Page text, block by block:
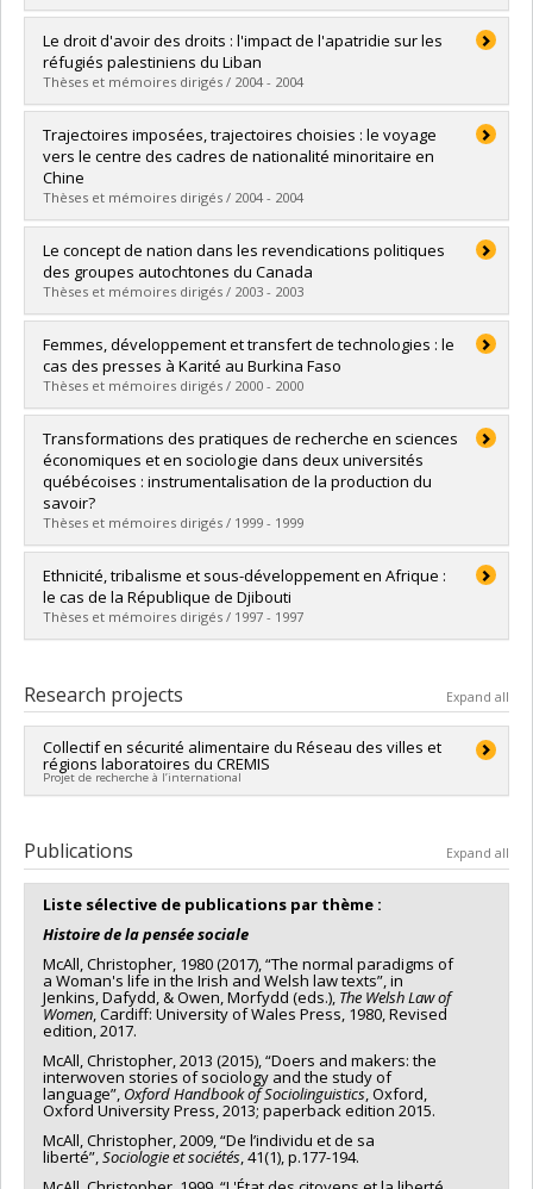
Graduate :Régimbal, François
Cycle :Master's
Grade :M. Sc.
Lien vers le document dans Papyrus
Le droit d'avoir des droits : l'impact de l'apatridie sur les
réfugiés palestiniens du Liban
Thèses et mémoires dirigés / 2004 - 2004
Graduate : Lapalme, Julie
Cycle : Master's
Grade :
Lien vers le document dans Papyrus
Trajectoires imposées, trajectoires choisies : le voyage
vers le centre des cadres de nationalité minoritaire en
Chine
Thèses et mémoires dirigés / 2004 - 2004
Graduate :Seminaro, Andrea
Cycle :Master's
Grade :M. Sc.
Lien vers le document dans Papyrus
Le concept de nation dans les revendications politiques
des groupes autochtones du Canada
Thèses et mémoires dirigés / 2003 - 2003
Graduate :Gentelet, Karine
Cycle :Doctoral
Grade :Ph. D.
Lien vers le document dans Papyrus
Femmes, développement et transfert de technologies : le
cas des presses à Karité au Burkina Faso
Thèses et mémoires dirigés / 2000 - 2000
Graduate :Compaoré, Pabegwendé Nestorine
Cycle :Doctoral
Grade :Ph. D.
Lien vers le document dans Papyrus
Transformations des pratiques de recherche en sciences
économiques et en sociologie dans deux universités
québécoises : instrumentalisation de la production du
savoir?
Thèses et mémoires dirigés / 1999 - 1999
Graduate :Albert, Mathieu
Cycle :Doctoral
Grade :Ph. D.
Lien vers le document dans Papyrus
Ethnicité, tribalisme et sous-développement en Afrique :
le cas de la République de Djibouti
Thèses et mémoires dirigés / 1997 - 1997
Cycle :Master's
Grade :M. Sc.
Lien vers le document dans Papyrus
Research projects Expand all
Collectif en sécurité alimentaire du Réseau des villes et
régions laboratoires du CREMIS
Projet de recherche à l’international
Publications Expand all
Liste sélective de publications par thème :
Histoire de la pensée sociale
McAll, Christopher, 1980 (2017), “The normal paradigms of
a Woman's life in the Irish and Welsh law texts”, in
Jenkins, Dafydd, & Owen, Morfydd (eds.), The Welsh Law of
Women , Cardiff: University of Wales Press, 1980, Revised
edition, 2017.
McAll, Christopher, 2013 (2015), “Doers and makers: the
interwoven stories of sociology and the study of
language”, Oxford Handbook of Sociolinguistics, Oxford,
Oxford University Press, 2013; paperback edition 2015.
McAll, Christopher, 2009, “De l’individu et de sa
liberté”, Sociologie et sociétés , 41(1), p.177-194.